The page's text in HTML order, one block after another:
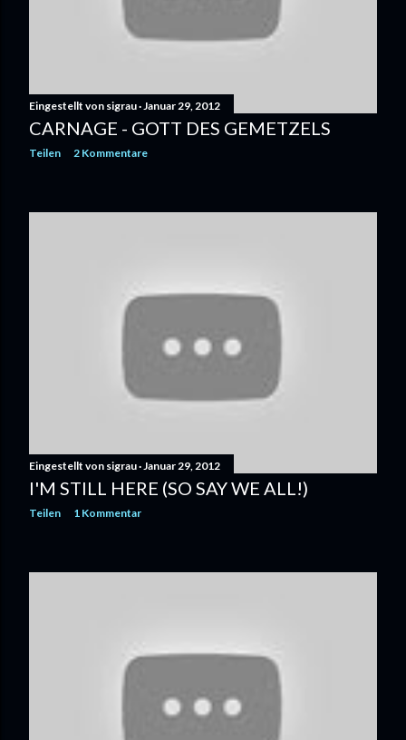
Eingestellt von sigrau Januar 29, 2012
CARNAGE - GOTT DES GEMETZELS
Teilen 2 Kommentare
Eingestellt von sigrau Januar 29, 2012
I'M STILL HERE (SO SAY WE ALL!)
Teilen 1 Kommentar